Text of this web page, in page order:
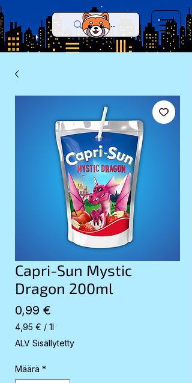
Capri-Sun Mystic
Dragon 200ml
0,99 €
4,95 € / 1l
4,95 €
per
Liter
ALV Sisällytetty
Määrä *